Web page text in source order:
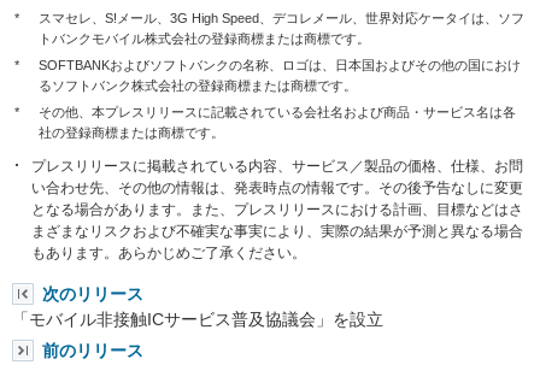
*
スマセレ、S!メール、3G High Speed、デコレメール、世界対応ケータイは、ソフ
トバンクモバイル株式会社の登録商標または商標です。
*
SOFTBANKおよびソフトバンクの名称、ロゴは、日本国およびその他の国におけ
るソフトバンク株式会社の登録商標または商標です。
*
その他、本プレスリリースに記載されている会社名および商品・サービス名は各
社の登録商標または商標です。
プレスリリースに掲載されている内容、サービス／製品の価格、仕様、お問
い合わせ先、その他の情報は、発表時点の情報です。その後予告なしに変更
となる場合があります。また、プレスリリースにおける計画、目標などはさ
まざまなリスクおよび不確実な事実により、実際の結果が予測と異なる場合
もあります。あらかじめご了承ください。
次のリリース
「モバイル非接触ICサービス普及協議会」を設立
前のリリース